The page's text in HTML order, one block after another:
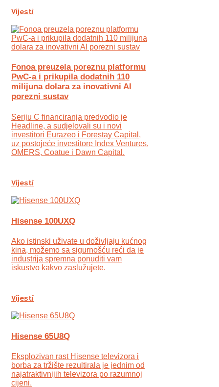
Vijesti
Fonoa preuzela poreznu platformu
PwC-a i prikupila dodatnih 110
milijuna dolara za inovativni AI
porezni sustav
Seriju C financiranja predvodio je
Headline, a sudjelovali su i novi
investitori Eurazeo i Forestay Capital,
uz postojeće investitore Index Ventures,
OMERS, Coatue i Dawn Capital.
Vijesti
Hisense 100UXQ
Ako istinski uživate u doživljaju kućnog
kina, možemo sa sigurnošću reći da je
industrija spremna ponuditi vam
iskustvo kakvo zaslužujete.
Vijesti
Hisense 65U8Q
Eksplozivan rast Hisense televizora i
borba za tržište rezultirala je jednim od
najatraktivnijih televizora po razumnoj
cijeni.